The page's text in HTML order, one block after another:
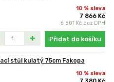
10 % sleva
7 866 Kč
6 501 Kč bez DPH
Přidat do košíku
stůl kulatý 75cm Fakopa
10 % sleva